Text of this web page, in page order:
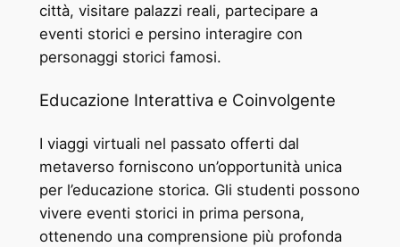
città, visitare palazzi reali, partecipare a
eventi storici e persino interagire con
personaggi storici famosi.
Educazione Interattiva e Coinvolgente
I viaggi virtuali nel passato offerti dal
metaverso forniscono un’opportunità unica
per l’educazione storica. Gli studenti possono
vivere eventi storici in prima persona,
ottenendo una comprensione più profonda